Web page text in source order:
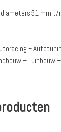
diameters 51 mm
–
– Tuinbouw